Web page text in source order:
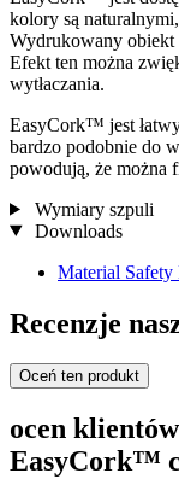
kolory są
Wydrukowany
Efekt ten można
wytłaczania.
EasyCork™ jest
bardzo podobnie do
powodują, że można
Wymiary szpuli
Downloads
Material Safety
Recenzje
Oceń ten produkt
ocen
EasyCork™